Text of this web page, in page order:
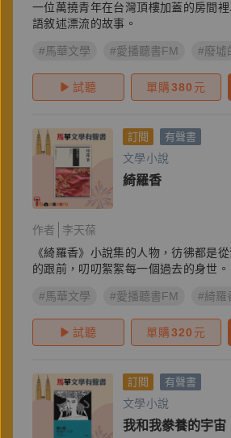
一位萬撓青年在台灣頂樓加蓋的房間
語敘述漂流的故事。
#馬華文學 #愛播聽書FM #廢墟
試聽 單購380 元
訂閱 有聲書
文學小說
綺羅香
作者
李天葆
《綺羅香》小說集的人物，彷彿都是
的跟前，叨叨絮絮每一個過去的身世。
#馬華文學 #愛播聽書FM #綺羅
試聽 單購320 元
訂閱 有聲書
文學小說
我和我豢養的宇宙